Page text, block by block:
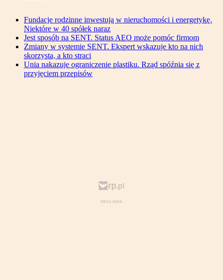
Fundacje rodzinne inwestują w nieruchomości i energetykę.
Niektóre w 40 spółek naraz
Jest sposób na SENT. Status AEO może pomóc firmom
Zmiany w systemie SENT. Ekspert wskazuje kto na nich
skorzysta, a kto straci
Unia nakazuje ograniczenie plastiku. Rząd spóźnia się z
przyjęciem przepisów